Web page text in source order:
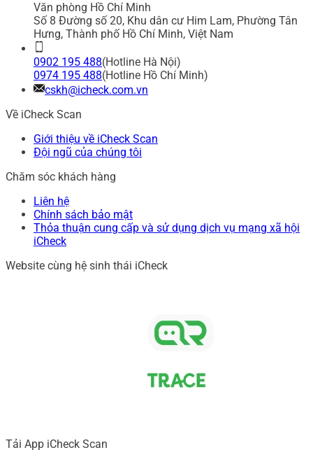
Văn phòng Hồ Chí Minh
Số 8 Đường số 20, Khu dân cư Him Lam, Phường Tân
Hưng, Thành phố Hồ Chí Minh, Việt Nam
0902 195 488(Hotline Hà Nội)
0974 195 488(Hotline Hồ Chí Minh)
cskh@icheck.com.vn
Về iCheck Scan
Giới thiệu về iCheck Scan
Đội ngũ của chúng tôi
Chăm sóc khách hàng
Liên hệ
Chính sách bảo mật
Thỏa thuận cung cấp và sử dụng dịch vụ mạng xã hội
iCheck
Website cùng hệ sinh thái iCheck
Tải App iCheck Scan